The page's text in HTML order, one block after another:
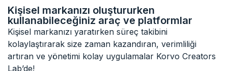
Kişisel markanızı oluştururken
kullanabileceğiniz araç ve platformlar
Kişisel markanızı yaratırken süreç takibini
kolaylaştırarak size zaman kazandıran, verimliliği
artıran ve yönetimi kolay uygulamalar Korvo Creators
Lab’de!